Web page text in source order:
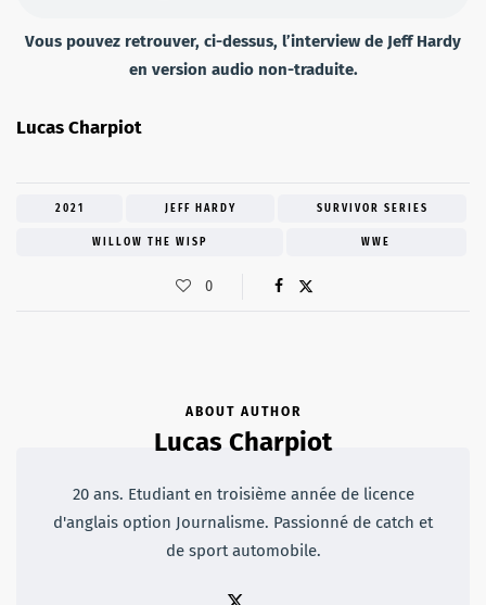
Vous pouvez retrouver, ci-dessus, l’interview de Jeff Hardy
en version audio non-traduite.
Lucas Charpiot
2021 JEFF HARDY SURVIVOR SERIES
WILLOW THE WISP WWE
0
ABOUT AUTHOR
Lucas Charpiot
20 ans. Etudiant en troisième année de licence
d'anglais option Journalisme. Passionné de catch et
de sport automobile.